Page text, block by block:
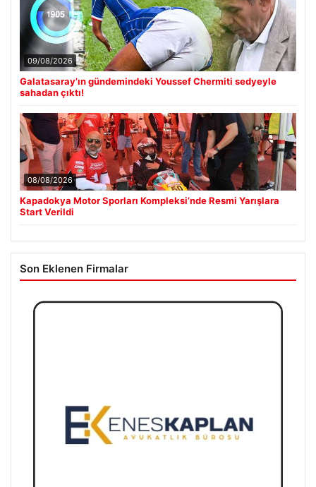
09/08/2026
Galatasaray’ın gündemindeki Youssef Chermiti sedyeyle
sahadan çıktı!
08/08/2026
Kapadokya Motor Sporları Kompleksi’nde Resmi Yarışlara
Start Verildi
Son Eklenen Firmalar